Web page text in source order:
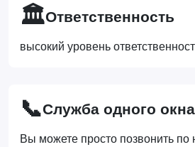
🏛️Ответственность
высокий уровень
📞Служба одного окна
Вы можете просто позвонить по